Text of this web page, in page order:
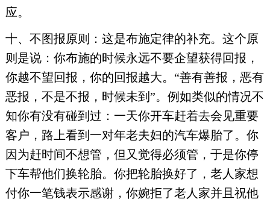
应。
十、不图报原则：这是布施定律的补充。这个原
则是说：你布施的时候永远不要企望获得回报，
你越不望回报，你的回报越大。“善有善报，恶有
恶报，不是不报，时候未到”。例如类似的情况不
知你有没有碰到过：一天你开车赶着去会见重要
客户，路上看到一对年老夫妇的汽车爆胎了。你
因为赶时间不想管，但又觉得必须管，于是你停
下车帮他们换轮胎。你把轮胎换好了，老人家想
付你一笔钱表示感谢，你婉拒了老人家并且祝他